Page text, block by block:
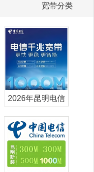
宽带分类
2026年昆明电信